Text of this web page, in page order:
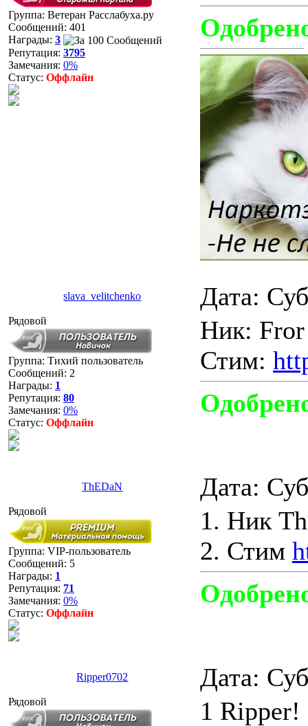
Группа: Ветеран Расслабуха.ру
Сообщений: 401
Награды: 3
Репутация: 3795
Замечания: 0%
Статус: Оффлайн
slava_velitchenko Дата:
Рядовой
Группа: Тихий пользователь
Сообщений: 2
Награды: 1
Репутация: 80
Замечания: 0%
Статус: Оффлайн
Ник: Fror
Стим:
ThEDaN Дата:
Рядовой
Группа: VIP-пользователь
Сообщений: 5
Награды: 1
Репутация: 71
Замечания: 0%
Статус: Оффлайн
1. Ник
2. Стим
Ripper0702 Дата:
Рядовой
1 Ripper!